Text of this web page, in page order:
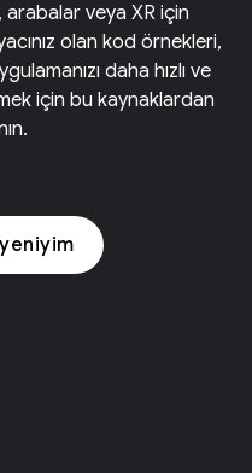
veya XR için
olan kod örnekleri,
daha hızlı ve
için bu kaynaklardan